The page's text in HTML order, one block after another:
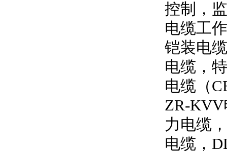
控制，
电缆工
铠装电
电缆，
电缆（
ZR-KVV
力电缆，
电缆，